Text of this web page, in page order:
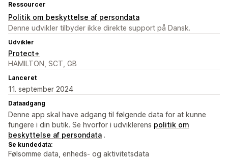
Ressourcer
Politik om beskyttelse af persondata
Denne udvikler tilbyder ikke direkte support på Dansk.
Udvikler
Protect+
HAMILTON, SCT, GB
Lanceret
11. september 2024
Dataadgang
Denne app skal have adgang til følgende data for at kunne
fungere i din butik. Se hvorfor i udviklerens politik om
beskyttelse af persondata .
Se kundedata:
Følsomme data, enheds- og aktivitetsdata